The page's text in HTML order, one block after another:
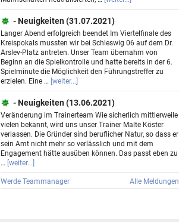
- Neuigkeiten(31.07.2021)
Langer Abend erfolgreich beendet Im Viertelfinale des
Kreispokals mussten wir bei Schleswig 06 auf dem Dr.
Arslev-Platz antreten. Unser Team übernahm von
Beginn an die Spielkontrolle und hatte bereits in der 6.
Spielminute die Möglichkeit den Führungstreffer zu
erzielen. Eine … [weiter...]
- Neuigkeiten(13.06.2021)
Veränderung im Trainerteam Wie sicherlich mittlerweile
vielen bekannt, wird uns unser Trainer Malte Köster
verlassen. Die Gründer sind beruflicher Natur, so dass er
sein Amt nicht mehr so verlässlich und mit dem
Engagement hätte ausüben können. Das passt eben zu
… [weiter...]
Werde Teammanager Alle Meldungen